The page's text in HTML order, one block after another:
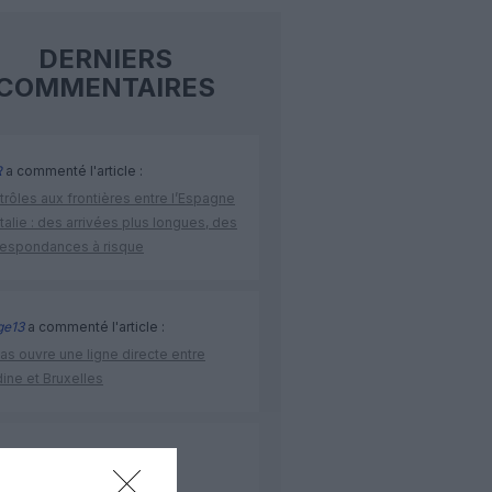
DERNIERS
a commenté l'article :
aux frontières entre l’Espagne
: des arrivées plus longues, des
à risque
a commenté l'article :
ouvre une ligne directe entre
et Bruxelles
du COMAC C919 : des